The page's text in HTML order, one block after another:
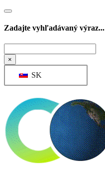
Zadajte vyhľadávaný výraz...
×
SK